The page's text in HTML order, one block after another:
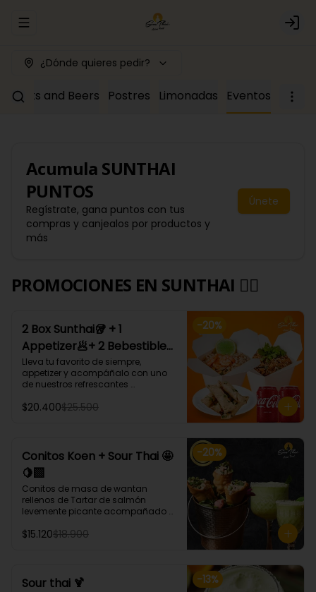
Abrir menu de navegación Login
¿Dónde quieres pedir?
Drinks and Beers Postres Limonadas Eventos
Acumula SUNTHAI
PUNTOS
Regístrate, gana puntos con tus
compras y canjealos por productos y
más
Únete
PROMOCIONES EN SUNTHAI 🙂‍↔️
-20%
2 Box Sunthai🥡 + 1
Appetizer🥟+ 2 Bebestible
🥤 (Para 2 personas)
Lleva tu favorito de siempre,
appetizer y acompáñalo con uno
de nuestros refrescantes
¡Puedes armar tu platillo con las
$20.400$25.500
-20%
Conitos Koen + Sour Thai 🤩
🍋‍🟩
Conitos de masa de wantan
rellenos de Tartar de salmón
levemente picante acompañado
Unidades)
$15.120$18.900
-13%
Sour thai 🍹